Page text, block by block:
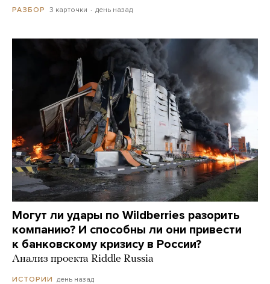
РАЗБОР 3 карточки день назад
Могут ли удары по Wildberries разорить
компанию? И способны ли они привести
к банковскому кризису в России?
Анализ проекта Riddle Russia
ИСТОРИИ день назад